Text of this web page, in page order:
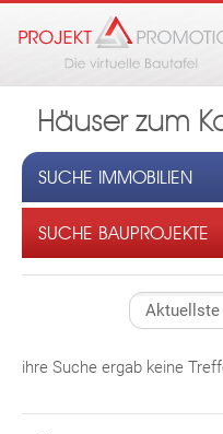
Häuser zum
SUCHE IMMOBILIEN
SUCHE BAUPROJEKTE
ihre Suche ergab keine